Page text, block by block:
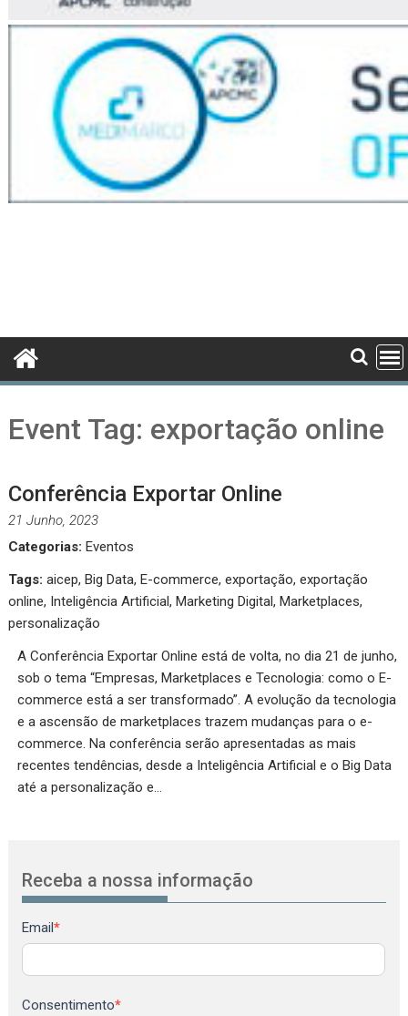
Event Tag: exportação online
Conferência Exportar Online
21 Junho, 2023
Categorias: Eventos
Tags: aicep,Big Data,E-commerce,exportação,exportação
online, Inteligência Artificial,Marketing Digital,Marketplaces,
personalização
A Conferência Exportar Online está de volta, no dia 21 de junho,
sob o tema “Empresas, Marketplaces e Tecnologia: como o E-
commerce está a ser transformado”. A evolução da tecnologia
e a ascensão de marketplaces trazem mudanças para o e-
commerce. Na conferência serão apresentadas as mais
recentes tendências, desde a Inteligência Artificial e o Big Data
até a personalização e…
Receba a nossa informação
Newsletter
Email*
Consentimento*